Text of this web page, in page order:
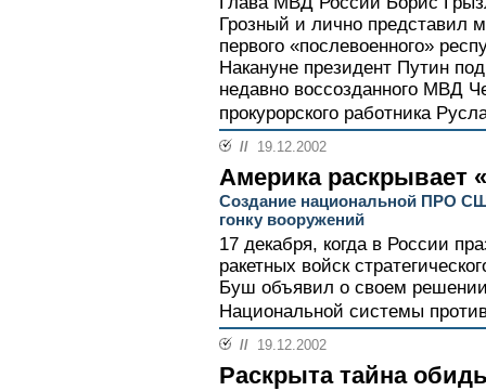
Грозный и лично представил
первого «послевоенного»
Накануне президент Путин
недавно воссозданного МВД
прокурорского работника
// 19.12.2002
Америка раскрывает
Создание национальной ПРО
гонку вооружений
17 декабря, когда в России
ракетных войск
Буш объявил о своем
Национальной системы
// 19.12.2002
Раскрыта тайна